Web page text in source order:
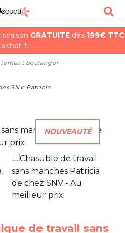
GRATUITE dès 199€ TTC
!!!
boulanger
SNV Patricia
NOUVEAUTÉ
de travail sans